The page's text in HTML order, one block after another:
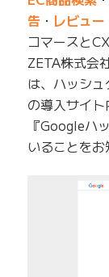
告・ レビュー
コマースと
ZETA株式会
は、ハッシ
の導入サイ
『Googleハ
いることをお